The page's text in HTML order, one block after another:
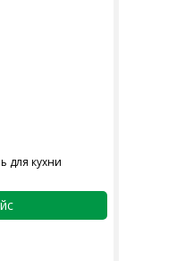
для кухни